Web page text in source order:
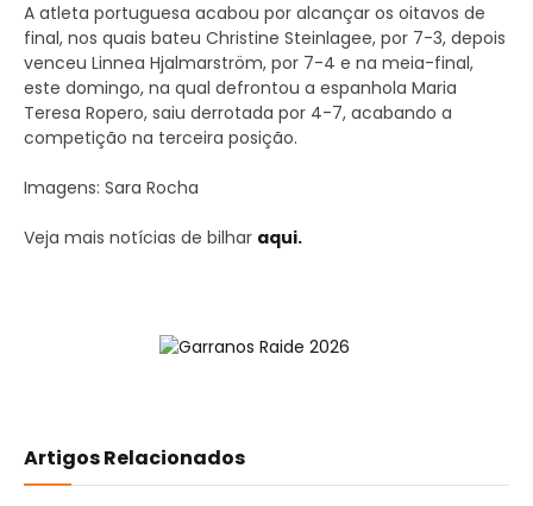
A atleta portuguesa acabou por alcançar os oitavos de
final, nos quais bateu Christine Steinlagee, por 7-3, depois
venceu Linnea Hjalmarström, por 7-4 e na meia-final,
este domingo, na qual defrontou a espanhola Maria
Teresa Ropero, saiu derrotada por 4-7, acabando a
competição na terceira posição.
Imagens: Sara Rocha
Veja mais notícias de bilhar aqui.
Artigos Relacionados